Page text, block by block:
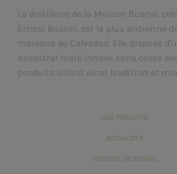
La distillerie de la Maison Busnel,
Ernest Busnel, est la plus ancienne
maisons de Calvados. Elle dispose
ancestral mais innove sans cesse
produits alliant ainsi tradition et
NOS PRODUITS
ACTUALITÉS
HISTOIRE DE BUSNEL